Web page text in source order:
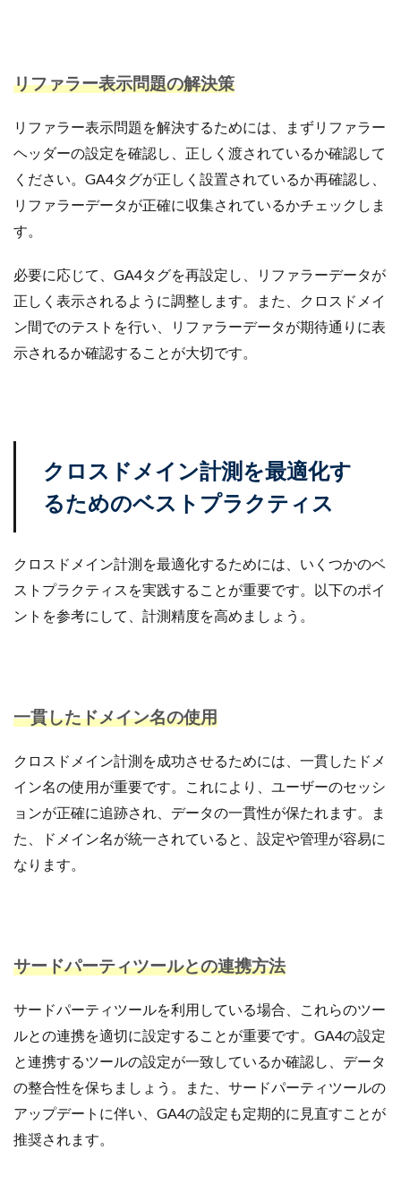
リファラー表示問題の解決策
リファラー表示問題を解決するためには、まずリファラー
ヘッダーの設定を確認し、正しく渡されているか確認して
ください。GA4タグが正しく設置されているか再確認し、
リファラーデータが正確に収集されているかチェックしま
す。
必要に応じて、GA4タグを再設定し、リファラーデータが
正しく表示されるように調整します。また、クロスドメイ
ン間でのテストを行い、リファラーデータが期待通りに表
示されるか確認することが大切です。
クロスドメイン計測を最適化す
るためのベストプラクティス
クロスドメイン計測を最適化するためには、いくつかのベ
ストプラクティスを実践することが重要です。以下のポイ
ントを参考にして、計測精度を高めましょう。
一貫したドメイン名の使用
クロスドメイン計測を成功させるためには、一貫したドメ
イン名の使用が重要です。これにより、ユーザーのセッシ
ョンが正確に追跡され、データの一貫性が保たれます。ま
た、ドメイン名が統一されていると、設定や管理が容易に
なります。
サードパーティツールとの連携方法
サードパーティツールを利用している場合、これらのツー
ルとの連携を適切に設定することが重要です。GA4の設定
と連携するツールの設定が一致しているか確認し、データ
の整合性を保ちましょう。また、サードパーティツールの
アップデートに伴い、GA4の設定も定期的に見直すことが
推奨されます。